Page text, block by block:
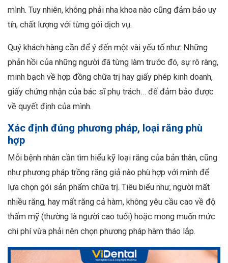
mình. Tuy nhiên, không phải nha khoa nào cũng đảm bảo uy
tín, chất lượng với từng gói dịch vụ.
Quý khách hàng cần để ý đến một vài yếu tố như: Những
phản hồi của những người đã từng làm trước đó, sự rõ ràng,
minh bạch về hợp đồng chữa trị hay giấy phép kinh doanh,
giấy chứng nhận của bác sĩ phụ trách… để đảm bảo được
về quyết định của mình.
Xác định đúng phương pháp, loại răng phù
hợp
Mỗi bệnh nhân cần tìm hiểu kỹ loại răng của bản thân, cũng
như phương pháp trồng răng giả nào phù hợp với mình để
lựa chọn gói sản phẩm chữa trị. Tiêu biểu như, người mất
nhiều răng, hay mất răng cả hàm, không yêu cầu cao về độ
thẩm mỹ (thường là người cao tuổi) hoặc mong muốn mức
chi phí vừa phải nên chọn phương pháp hàm tháo lắp.